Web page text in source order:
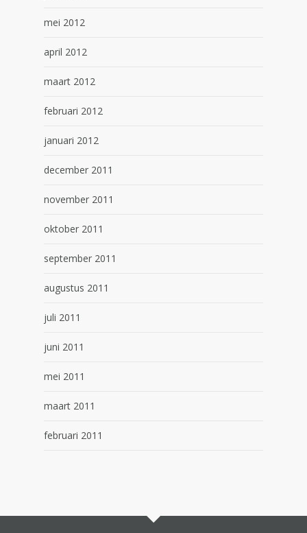
mei 2012
april 2012
maart 2012
februari 2012
januari 2012
december 2011
november 2011
oktober 2011
september 2011
augustus 2011
juli 2011
juni 2011
mei 2011
maart 2011
februari 2011